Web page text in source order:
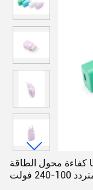
كفاءة محول الطاقة USB للأسواق الأوروبية التصميم المدمج
فولت